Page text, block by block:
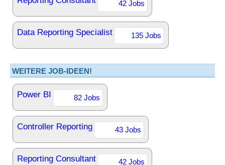
42 Jobs
Data Reporting Specialist 135 Jobs
WEITERE JOB-IDEEN!
Power BI 82 Jobs
Controller Reporting 43 Jobs
Reporting Consultant 42 Jobs